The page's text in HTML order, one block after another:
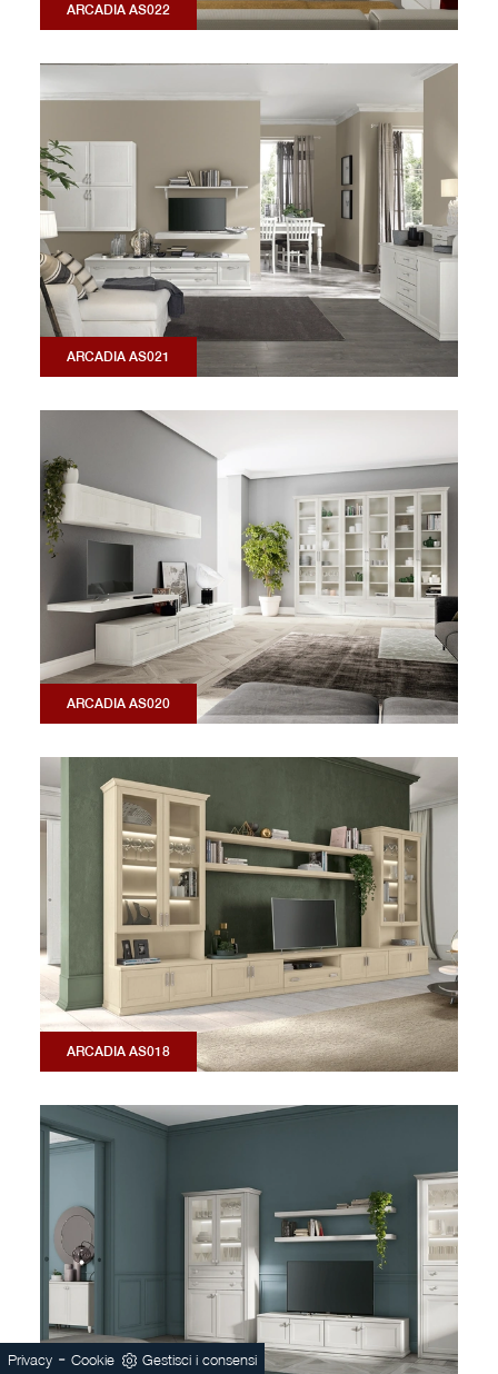
ARCADIA AS022
ARCADIA AS021
ARCADIA AS020
ARCADIA AS018
Privacy - Cookie Gestisci i consensi